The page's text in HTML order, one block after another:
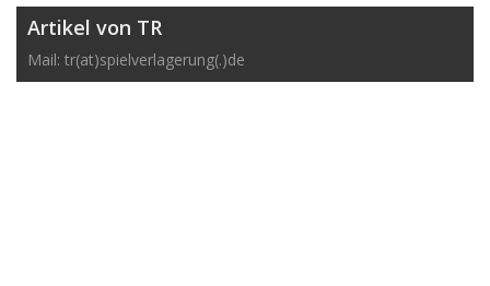
Artikel von TR
Mail: tr(at)spielverlagerung(.)de